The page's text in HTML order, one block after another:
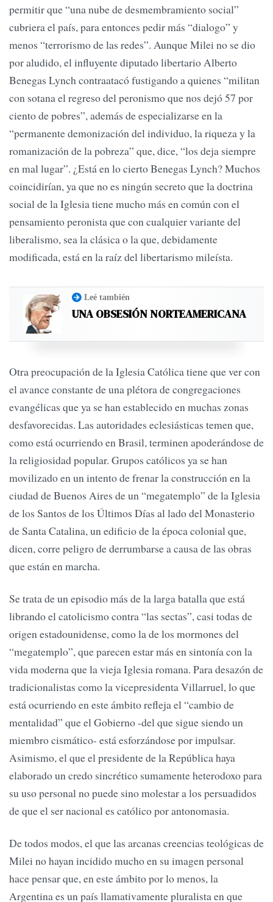
permitir que “una nube de desmembramiento social”
cubriera el país, para entonces pedir más “dialogo” y
menos “terrorismo de las redes”. Aunque Milei no se dio
por aludido, el influyente diputado libertario Alberto
Benegas Lynch contraatacó fustigando a quienes “militan
con sotana el regreso del peronismo que nos dejó 57 por
ciento de pobres”, además de especializarse en la
“permanente demonización del individuo, la riqueza y la
romanización de la pobreza” que, dice, “los deja siempre
en mal lugar”. ¿Está en lo cierto Benegas Lynch? Muchos
coincidirían, ya que no es ningún secreto que la doctrina
social de la Iglesia tiene mucho más en común con el
pensamiento peronista que con cualquier variante del
liberalismo, sea la clásica o la que, debidamente
modificada, está en la raíz del libertarismo mileísta.
Leé también
UNA OBSESIÓN NORTEAMERICANA
Otra preocupación de la Iglesia Católica tiene que ver con
el avance constante de una plétora de congregaciones
evangélicas que ya se han establecido en muchas zonas
desfavorecidas. Las autoridades eclesiásticas temen que,
como está ocurriendo en Brasil, terminen apoderándose de
la religiosidad popular. Grupos católicos ya se han
movilizado en un intento de frenar la construcción en la
ciudad de Buenos Aires de un “megatemplo” de la Iglesia
de los Santos de los Últimos Días al lado del Monasterio
de Santa Catalina, un edificio de la época colonial que,
dicen, corre peligro de derrumbarse a causa de las obras
que están en marcha.
Se trata de un episodio más de la larga batalla que está
librando el catolicismo contra “las sectas”, casi todas de
origen estadounidense, como la de los mormones del
“megatemplo”, que parecen estar más en sintonía con la
vida moderna que la vieja Iglesia romana. Para desazón de
tradicionalistas como la vicepresidenta Villarruel, lo que
está ocurriendo en este ámbito refleja el “cambio de
mentalidad” que el Gobierno -del que sigue siendo un
miembro cismático- está esforzándose por impulsar.
Asimismo, el que el presidente de la República haya
elaborado un credo sincrético sumamente heterodoxo para
su uso personal no puede sino molestar a los persuadidos
de que el ser nacional es católico por antonomasia.
De todos modos, el que las arcanas creencias teológicas de
Milei no hayan incidido mucho en su imagen personal
hace pensar que, en este ámbito por lo menos, la
Argentina es un país llamativamente pluralista en que